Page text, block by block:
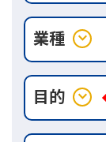
業種 expand_more
目的 expand_more